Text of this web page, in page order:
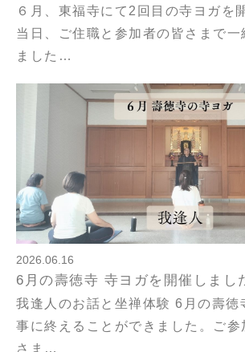
６月、東福寺にて2回目の寺ヨガを
当日、ご住職と参加者の皆さまで一
ました…
2026.06.16
6月の壽徳寺 寺ヨガを開催しまし
我逢人のお話と坐禅体験 6月の壽徳
事に終えることができました。ご参
さま…